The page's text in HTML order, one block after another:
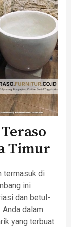
Timur
termasuk di
ini
dan betul-
Anda dalam
yang terbuat